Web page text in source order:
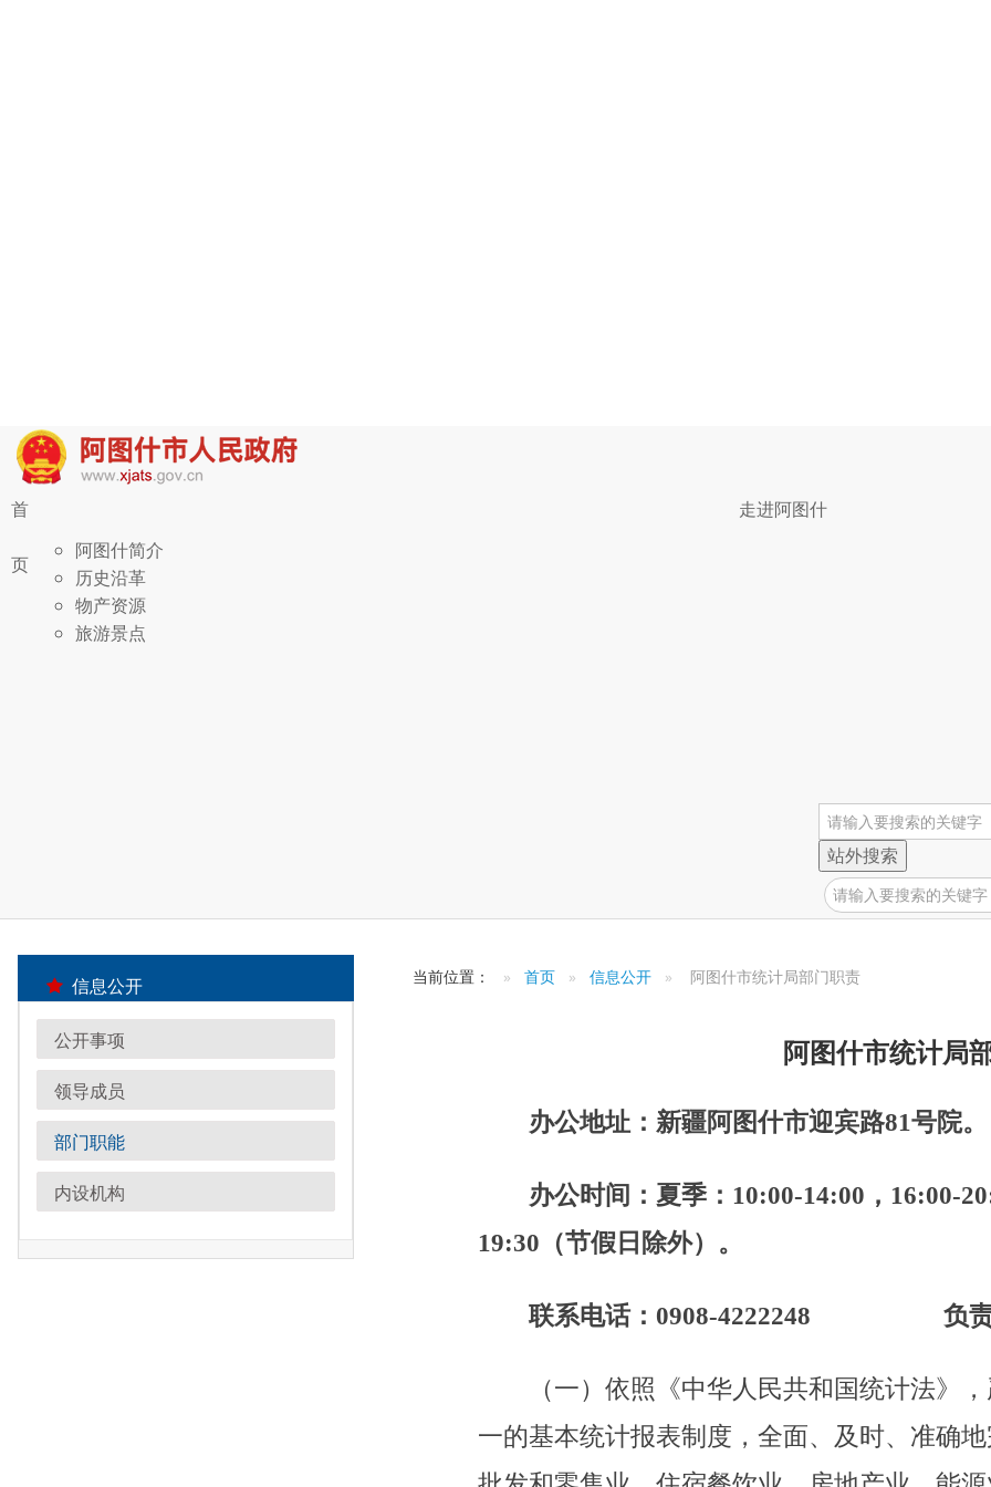
首
页
走进阿图什
阿图什简介
历史沿革
物产资源
旅游景点
站外搜索
信息公开
公开事项
领导成员
部门职能
内设机构
当前位置： 首页 信息公开 阿图什市统计局部门职责
阿图什市统计局
办公时间：夏季：10:00-14:00，16:00-20:00；冬季：10:00-14:00，16:00-
联系电话：0908-4222248 负责人：唐努尔
（一）依照《中华人民共和国统计法》，严格按照国家统计标准,执行全国统
一的基本统计报表制度，全面、及时、
月报、季报、年报工作，确保统计数据真实、准确、及时。
（二）在阿图什市人民政府的统一领导下，会同有关部门组织完成国家、自
力、区情区力普查或抽样调查任务，统一组织协调各部门的社会经济调查，审查
阿图什地区内各基层部门的统计调查计划和统计调查方案,管理市区内各部门制度
计资料，并对全市国民经济、社会发展和科技进步情况进行分析、统计预测和统
民经济和社会发展情况的统计公报。规划、协调全市社会经济统计信息咨询服务
行业，积极培育和发展全市信息咨询服务市场。